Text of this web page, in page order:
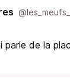
parle de la